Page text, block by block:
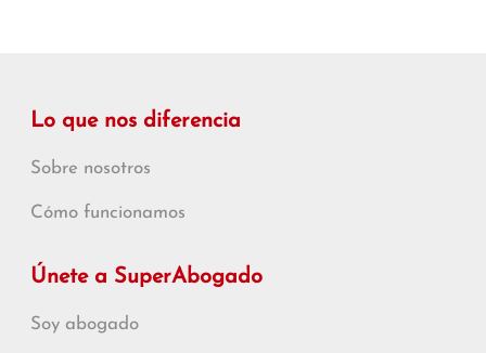
Lo que nos diferencia
Sobre nosotros
Cómo funcionamos
Únete a SuperAbogado
Soy abogado